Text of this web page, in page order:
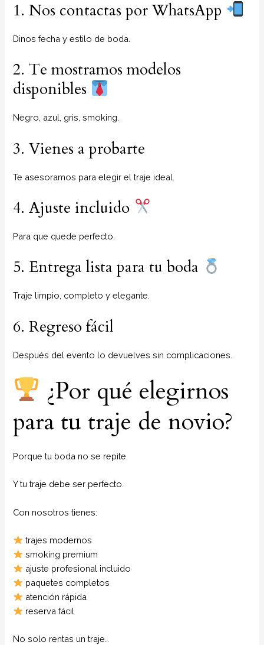
1. Nos contactas por WhatsApp
Dinos fecha y estilo de boda.
2. Te mostramos modelos
disponibles
Negro, azul, gris, smoking.
3. Vienes a probarte
Te asesoramos para elegir el traje ideal.
4. Ajuste incluido
Para que quede perfecto.
5. Entrega lista para tu boda
Traje limpio, completo y elegante.
6. Regreso fácil
Después del evento lo devuelves sin complicaciones.
¿Por qué elegirnos
para tu traje de novio?
Porque tu boda no se repite.
Y tu traje debe ser perfecto.
Con nosotros tienes:
trajes modernos
smoking premium
ajuste profesional incluido
paquetes completos
atención rápida
reserva fácil
No solo rentas un traje…